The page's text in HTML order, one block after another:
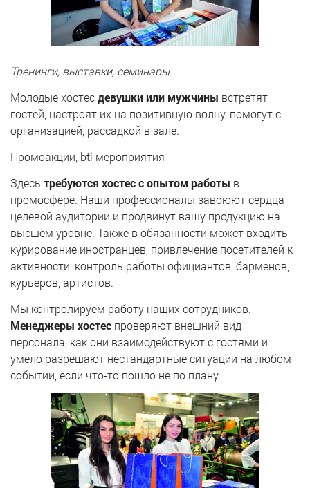
Тренинги, выставки, семинары
Молодые хостесдевушки или мужчины встретят
гостей, настроят их на позитивную волну, помогут с
организацией, рассадкой в зале.
Промоакции, btl мероприятия
Здесь требуются хостес с опытом работы в
промосфере. Наши профессионалы завоюют сердца
целевой аудитории и продвинут вашу продукцию на
высшем уровне. Также в обязанности может входить
курирование иностранцев, привлечение посетителей к
активности, контроль работы официантов, барменов,
курьеров, артистов.
Мы контролируем работу наших сотрудников.
Менеджеры хостес проверяют внешний вид
персонала, как они взаимодействуют с гостями и
умело разрешают нестандартные ситуации на любом
событии, если что-то пошло не по плану.